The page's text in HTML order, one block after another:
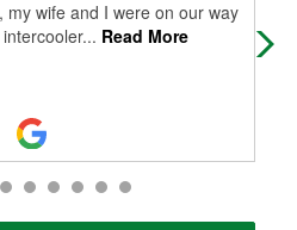
my wife and I were on our way
... Read More